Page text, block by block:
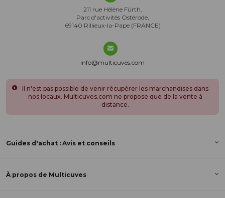
211 rue Hélène Fürth,
Parc d'activités Ostérode,
69140 Rillieux-la-Pape (FRANCE)
info@multicuves.com
Il n'est pas possible de venir récupérer les marchandises dans
nos locaux. Multicuves.com ne propose que de la vente à
distance.
Guides d'achat : Avis et conseils
À propos de Multicuves